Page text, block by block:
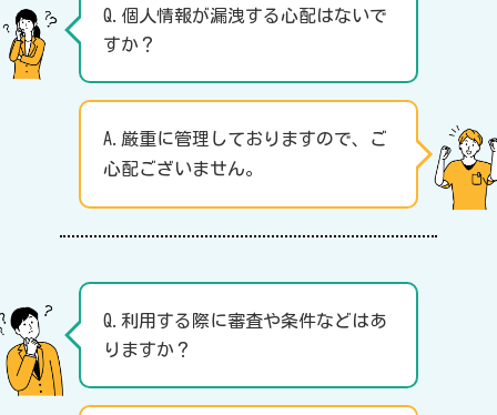
Q.個人情報が漏洩する心配はないで
すか？
A.厳重に管理しておりますので、ご
心配ございません。
Q.利用する際に審査や条件などはあ
りますか？